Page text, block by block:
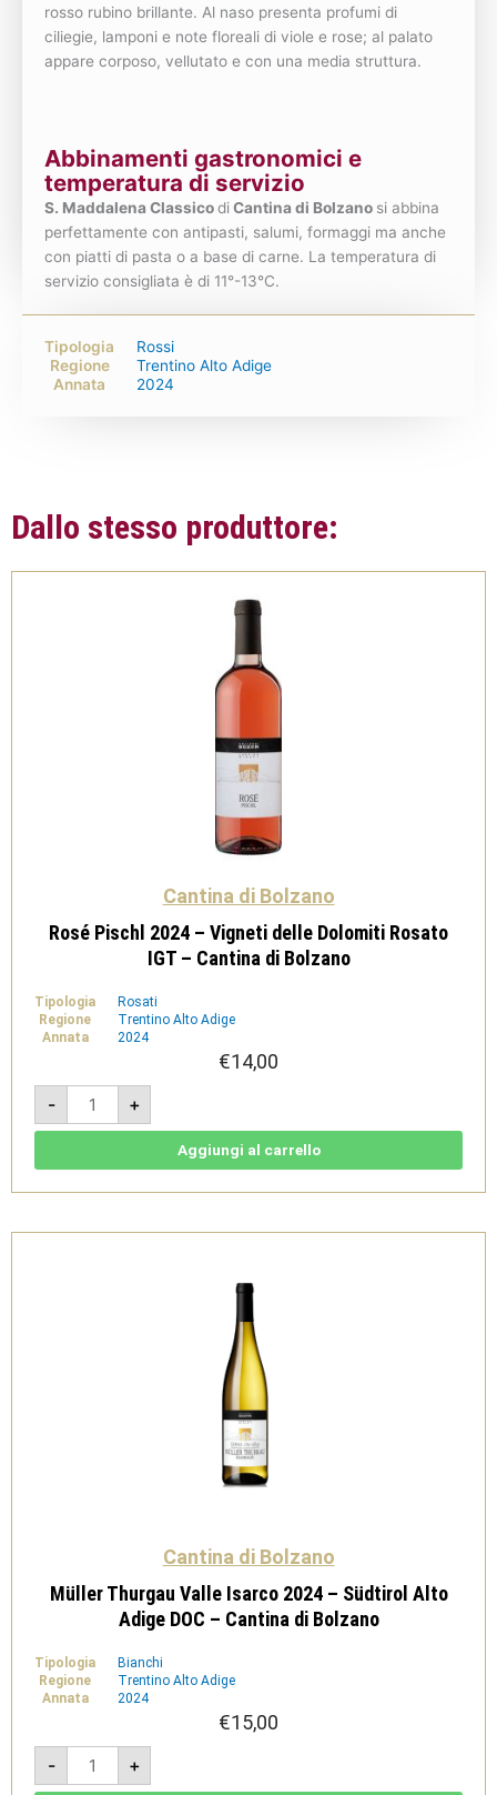
rosso rubino brillante. Al naso presenta profumi di
ciliegie, lamponi e note floreali di viole e rose; al palato
appare corposo, vellutato e con una media struttura.
Abbinamenti gastronomici e
temperatura di servizio
S. Maddalena ClassicodiCantina di Bolzano si abbina
perfettamente con antipasti, salumi, formaggi ma anche
con piatti di pasta o a base di carne. La temperatura di
servizio consigliata è di 11°-13°C.
Tipologia
Rossi
Regione
Trentino Alto Adige
Annata
2024
Dallo stesso produttore:
Cantina di Bolzano
Rosé Pischl 2024 – Vigneti delle Dolomiti Rosato
IGT – Cantina di Bolzano
Tipologia
Rosati
Regione
Trentino Alto Adige
Annata
2024
€14,00
-
Rosé
Pischl
2024
-
Rosato
Cantina
+
Aggiungi al carrello
Cantina di Bolzano
Müller Thurgau Valle Isarco 2024 – Südtirol Alto
Adige DOC – Cantina di Bolzano
Tipologia
Bianchi
Regione
Trentino Alto Adige
Annata
2024
€15,00
-
Müller
Thurgau
Valle
+